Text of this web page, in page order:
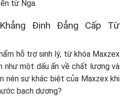
từ Nga.
Định Đẳng Cấp Từ
hỗ trợ sinh lý, từ khóa Maxzex
như một dấu ấn về chất lượng và
nên sự khác biệt của Maxzex khi
bạch dương?